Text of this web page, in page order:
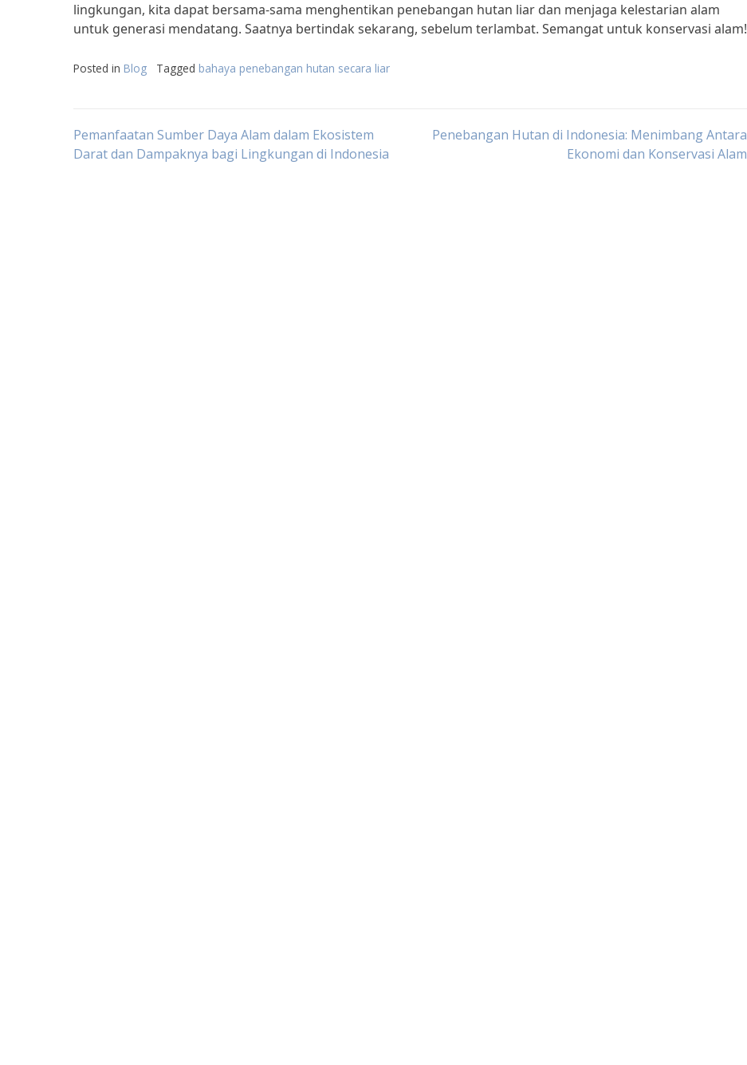
lingkungan, kita dapat bersama-sama menghentikan penebangan hutan liar dan menjaga kelestarian alam
untuk generasi mendatang. Saatnya bertindak sekarang, sebelum terlambat. Semangat untuk konservasi alam!
Posted in Blog Tagged bahaya penebangan hutan secara liar
Post
Pemanfaatan Sumber Daya Alam dalam Ekosistem
Darat dan Dampaknya bagi Lingkungan di Indonesia
Penebangan Hutan di Indonesia: Menimbang Antara
Ekonomi dan Konservasi Alam